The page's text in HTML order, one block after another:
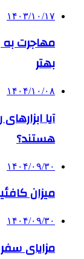
۱۴۰۳/۱۰/۱۷
مهاجرت
بهتر
۱۴۰۴/۱۰/۰۸
آیا
هستند؟
۱۴۰۴/۰۹/۳۰
میزان
۱۴۰۴/۰۹/۳۰
مزایای